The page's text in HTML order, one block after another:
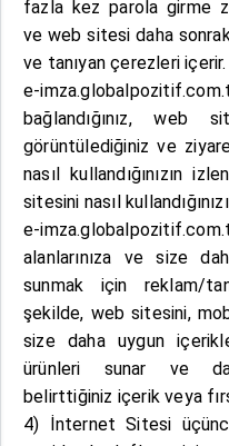
fazla kez parola girme
ve web sitesi daha
ve tanıyan çerezleri içerir.
e-
bağlandığınız, web
görüntülediğiniz ve
nasıl kullandığınızın
sitesini nasıl
e-
alanlarınıza ve size
sunmak için reklam/
şekilde, web sitesini,
size daha uygun
ürünleri sunar ve
belirttiğiniz içerik veya
4) İnternet Sitesi